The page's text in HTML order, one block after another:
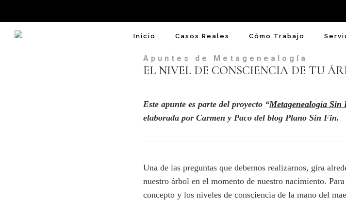
Inicio Casos Reales Cómo Trabajo
Apuntes de Metagenealogía
EL NIVEL DE CONSCIENCIA DE TU
Este apunte es parte del proyecto “Metagenealogía Sin
elaborada por Carmen y Paco del blog Plano Sin Fin.
Una de las preguntas que debemos realizarnos, gira
nuestro árbol en el momento de nuestro nacimiento.
concepto y los niveles de consciencia de la mano del